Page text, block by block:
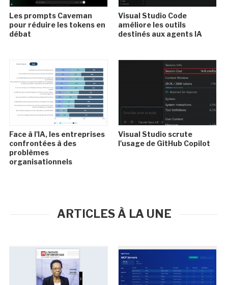
Les prompts Caveman
pour réduire les tokens en
débat
Visual Studio Code
améliore les outils
destinés aux agents IA
Face à l'IA, les entreprises
confrontées à des
problèmes
organisationnels
Visual Studio scrute
l'usage de GitHub Copilot
ARTICLES À LA UNE